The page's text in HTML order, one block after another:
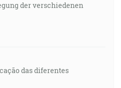
der verschiedenen
das diferentes